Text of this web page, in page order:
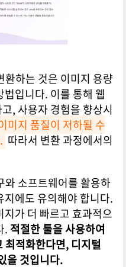
환하는 것은 이미지 용량
입니다. 이를 통해 웹
, 사용자 경험을 향상시
미지 품질이 저하될 수
따라서 변환 과정에서의
와 소프트웨어를 활용하
에도 유의해야 합니다.
가 더 빠르고 효과적으
. 적절한 툴을 사용하여
최적화한다면, 디지털
을 것입니다.